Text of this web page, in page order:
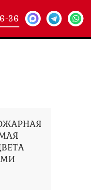
36